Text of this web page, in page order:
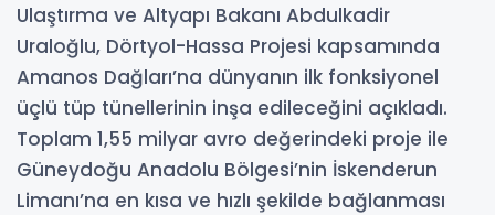
Ulaştırma ve Altyapı Bakanı Abdulkadir
Uraloğlu, Dörtyol-Hassa Projesi kapsamında
Amanos Dağları’na dünyanın ilk fonksiyonel
üçlü tüp tünellerinin inşa edileceğini açıkladı.
Toplam 1,55 milyar avro değerindeki proje ile
Güneydoğu Anadolu Bölgesi’nin İskenderun
Limanı’na en kısa ve hızlı şekilde bağlanması